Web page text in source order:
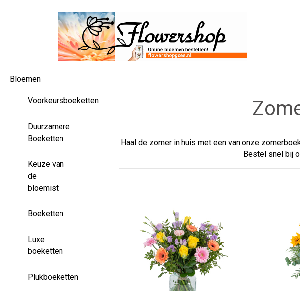
Bloemen
Voorkeursboeketten
Duurzamere
Boeketten
Keuze van
de
bloemist
Boeketten
Luxe
boeketten
Plukboeketten
Haal de zomer in huis met een van onze
Bestel snel bij